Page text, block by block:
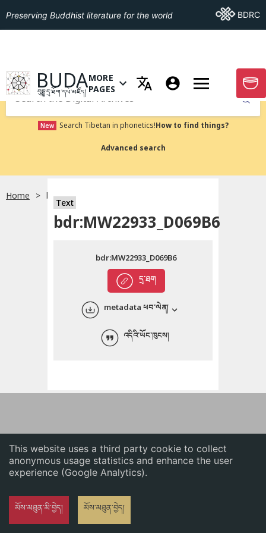
This website uses a third party cookie to collect
anonymous usage statistics and enhance the user
experience (Google Analytics).
མོས་མཐུན་མི་བྱེད། མོས་མཐུན་བྱེད།
English
ភាសាខ្មែរ
Preserving Buddhist literature for the world Go ToBDRC
GO TO HOMEPAGE
BUDA
བུདྡྷ་དྲ་ཐོག་དཔེ་མཛོད།
OPEN MENU OF MORE PAGES
MORE
PAGES
GO
Submit
New Search Tibetan in phonetics!How to find things?
Advanced search
Home bdr:MW22933_D069B6
Text
bdr:MW22933_D069B6
དྲ་ཐག
bdr:MW22933_D069B6
metadata ཕབ་ལེན།
འདིའི་ཡོང་ཁུངས།